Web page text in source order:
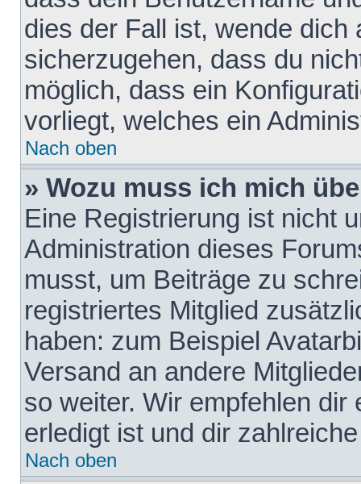
dies der Fall ist, wende dich
sicherzugehen, dass du
möglich, dass ein
vorliegt, welches ein
Nach oben
» Wozu muss ich mich
Eine Registrierung ist nicht
Administration dieses
musst, um Beiträge zu
registriertes Mitglied
haben: zum Beispiel
Versand an andere
so weiter. Wir empfehlen
erledigt ist und dir
Nach oben